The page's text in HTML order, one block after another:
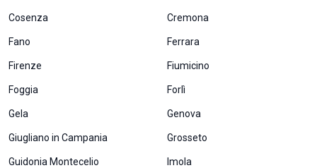
Cosenza Cremona
Fano Ferrara
Firenze Fiumicino
Foggia Forlì
Gela Genova
Giugliano in Campania Grosseto
Guidonia Montecelio Imola
struttura
web, in
all'utilizzo
del sito
web
stesso.
Esperienza